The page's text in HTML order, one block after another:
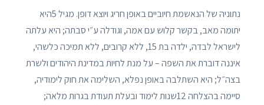
נתוניה של הנאשמת חיוביים באופן חריג ויוצא דופן. מגיל 5היא
יתומה מאב, בקשר קלוש עם אמה, וגודלה ע״י סבתה; היא עלתה
לישראל לבדה, ילדה בת 15, ללא קרובים, ללא תמיכה כלשהי,
איננה דוברת את השפה – על מנת לחיות במדינת היהודים ולשרת
בצה״ל; היא השתלבה באופן נפלא, השלימה את חוק לימודיה,
סיימה בהצלחה 12שנות לימוד ובעלת תעודת בגרות מלאה;